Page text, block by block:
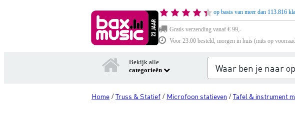
op basis van meer dan 113.816
Gratis verzending vanaf € 99,-
Voor 23:00 besteld, morgen in huis (mits op
Bekijk alle
categorieën
Home /Truss & Statief / Microfoon statieven /Tafel & instrument